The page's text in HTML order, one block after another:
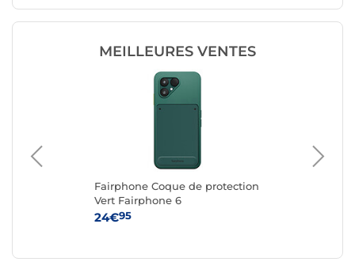
MEILLEURES VENTES
Fairphone Coque de protection
Vert Fairphone 6
24€95